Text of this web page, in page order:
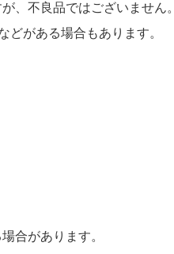
、不良品ではございません。
がある場合もあります。
合があります。